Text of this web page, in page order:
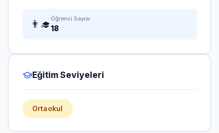
👨‍🎓 Öğrenci Sayısı
18
Eğitim Seviyeleri
Ortaokul